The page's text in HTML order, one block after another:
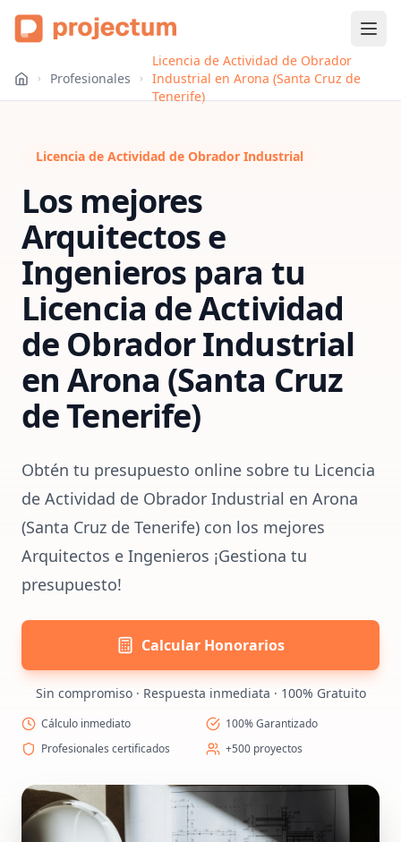
Profesionales
Licencia de Actividad de Obrador
Industrial en Arona (Santa Cruz de
Tenerife)
Licencia de Actividad de Obrador Industrial
Los mejores
Arquitectos e
Ingenieros para tu
Licencia de Actividad
de Obrador Industrial
enArona (Santa Cruz
de Tenerife)
Obtén tu presupuesto online sobre tu Licencia
de Actividad de Obrador Industrial en Arona
(Santa Cruz de Tenerife) con los mejores
Arquitectos e Ingenieros ¡Gestiona tu
presupuesto!
Calcular Honorarios
Sin compromiso · Respuesta inmediata · 100% Gratuito
Cálculo inmediato
100% Garantizado
Profesionales certificados
+500 proyectos